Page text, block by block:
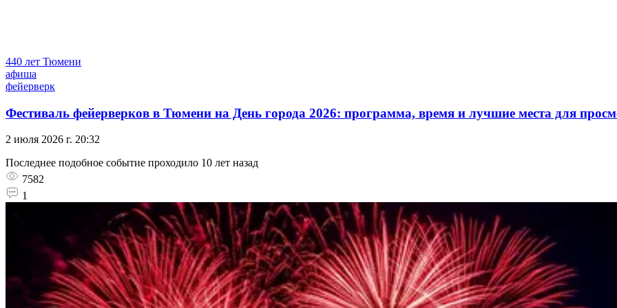
440 лет Тюмени
афиша
фейерверк
Фестиваль фейерверков в Тюмени на День города 2026: программа, время и лучшие места для
2 июля 2026 г. 20:32
Последнее подобное событие проходило 10 лет назад
7582
1